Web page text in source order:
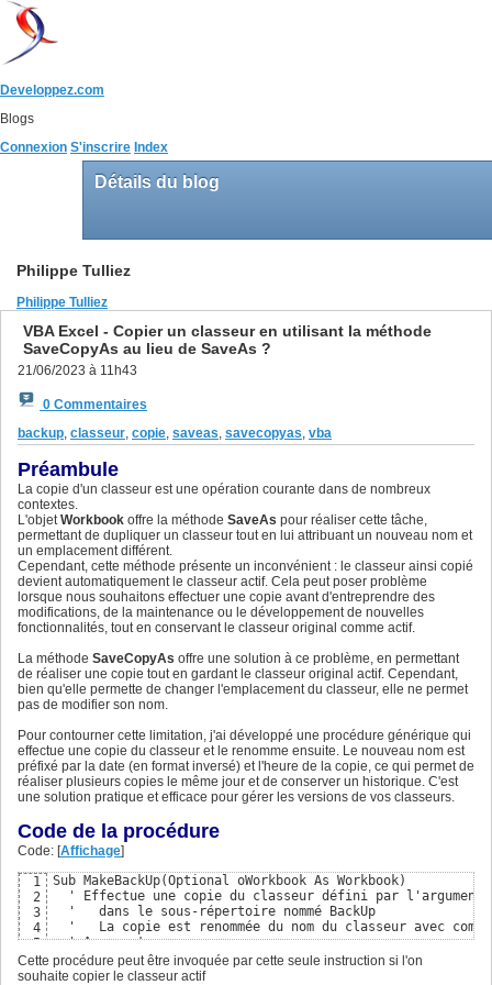
Developpez.com
Blogs
Connexion S'inscrire Index
Détails du blog
Philippe Tulliez
Philippe Tulliez
VBA Excel - Copier un classeur en utilisant la méthode
SaveCopyAs au lieu de SaveAs ?
21/06/2023 à 11h43
0 Commentaires
backup, classeur, copie, saveas, savecopyas, vba
Préambule
La copie d'un classeur est une opération courante dans de nombreux
contextes.
L'objetWorkbook offre la méthode SaveAs pour réaliser cette tâche,
permettant de dupliquer un classeur tout en lui attribuant un nouveau nom et
un emplacement différent.
Cependant, cette méthode présente un inconvénient : le classeur ainsi copié
devient automatiquement le classeur actif. Cela peut poser problème
lorsque nous souhaitons effectuer une copie avant d'entreprendre des
modifications, de la maintenance ou le développement de nouvelles
fonctionnalités, tout en conservant le classeur original comme actif.
La méthode SaveCopyAs offre une solution à ce problème, en permettant
de réaliser une copie tout en gardant le classeur original actif. Cependant,
bien qu'elle permette de changer l'emplacement du classeur, elle ne permet
pas de modifier son nom.
Pour contourner cette limitation, j'ai développé une procédure générique qui
effectue une copie du classeur et le renomme ensuite. Le nouveau nom est
préfixé par la date (en format inversé) et l'heure de la copie, ce qui permet de
réaliser plusieurs copies le même jour et de conserver un historique. C'est
une solution pratique et efficace pour gérer les versions de vos classeurs.
Code de la procédure
Code: [Affichage]
1
2
3
4
5
6
7
Sub MakeBackUp(Optional oWorkbook As Workbook)
' Effectue une copie du classeur défini par l'argument
  '   dans le sous-répertoire nommé BackUp
'   La copie est renommée du nom du classeur avec
  ' Argument
'  [oWorkbook] Nom du classeur à copier
  Const SubFolder As String = "\BackUp\"
Cette procédure peut être invoquée par cette seule instruction si l'on
souhaite copier le classeur actif